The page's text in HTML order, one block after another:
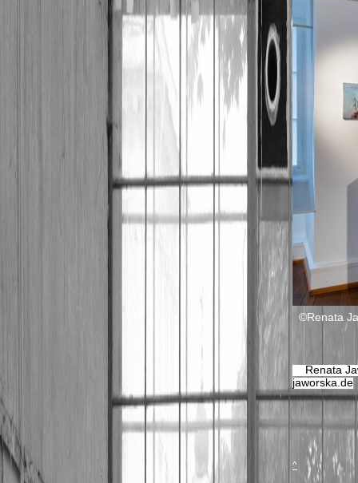
©Renata
Renata
jaworska.de
^